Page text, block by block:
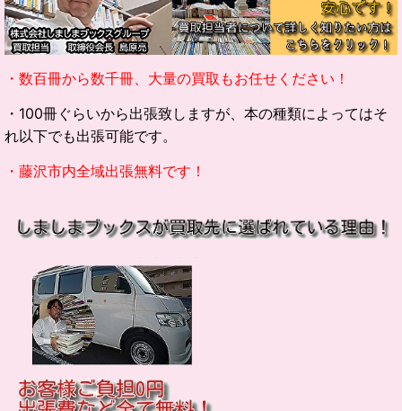
・数百冊から数千冊、大量の買取もお任せください！
・100冊ぐらいから出張致しますが、本の種類によってはそ
れ以下でも出張可能です。
・藤沢市内全域出張無料です！